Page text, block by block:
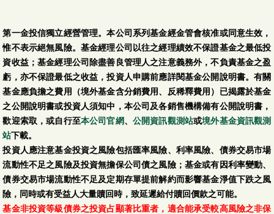
第一金投信獨立經營管理。本公司系列基金經金管會核准或同意生效，
惟不表示絕無風險。基金經理公司以往之經理績效不保證基金之最低投
資收益；基金經理公司除盡善良管理人之注意義務外，不負責基金之盈
虧，亦不保證最低之收益，投資人申購前應詳閱基金公開說明書。有關
基金應負擔之費用（境外基金含分銷費用、反稀釋費用）已揭露於基金
之公開說明書或投資人須知中，本公司及各銷售機構備有公開說明書，
歡迎索取，或自行至本公司官網、 公開資訊觀測站或境外基金資訊觀測
站下載。
投資人應注意基金投資之風險包括匯率風險、利率風險、債券交易市場
流動性不足之風險及投資無擔保公司債之風險；基金或有因利率變動、
債券交易市場流動性不足及定期存單提前解約而影響基金淨值下跌之風
險，同時或有受益人大量贖回時，致延遲給付贖回價款之可能。
基金非投資等級債券之投資占顯著比重者，適合能承受較高風險之非保